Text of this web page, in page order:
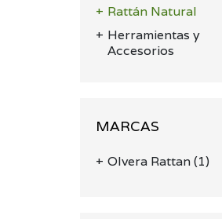
Rattán Natural
Herramientas y
Accesorios
MARCAS
Olvera Rattan(1)